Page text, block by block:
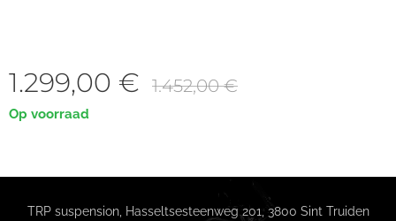
1.299,00 € 1.452,00€
Op voorraad
TRP suspension, Hasseltsesteenweg 201, 3800 Sint Truiden